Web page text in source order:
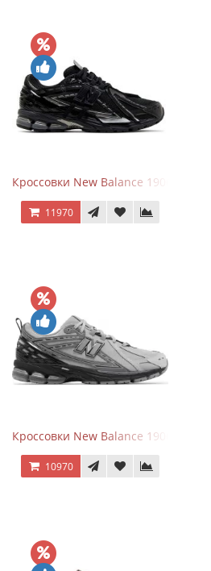
Кроссовки New Balance 1906A Black
11970
Кроссовки New Balance 1906R
10970